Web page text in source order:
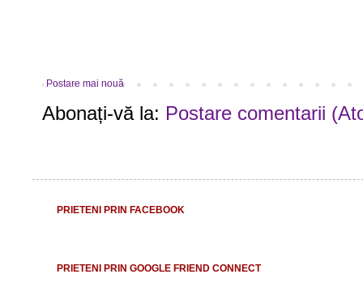
Postare mai nouă
Abonați-vă la: Postare comentarii
PRIETENI PRIN FACEBOOK
PRIETENI PRIN GOOGLE FRIEND CONNECT